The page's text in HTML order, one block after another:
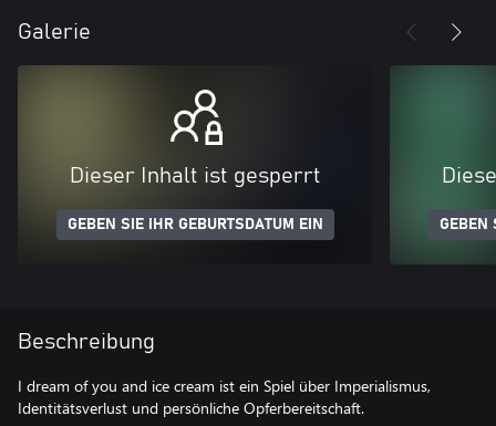
Galerie
Dieser Inhalt ist gesperrt
GEBEN SIE IHR GEBURTSDATUM EIN GEBEN
Beschreibung
I dream of you and ice cream ist ein Spiel über Imperialismus,
Identitätsverlust und persönliche Opferbereitschaft.